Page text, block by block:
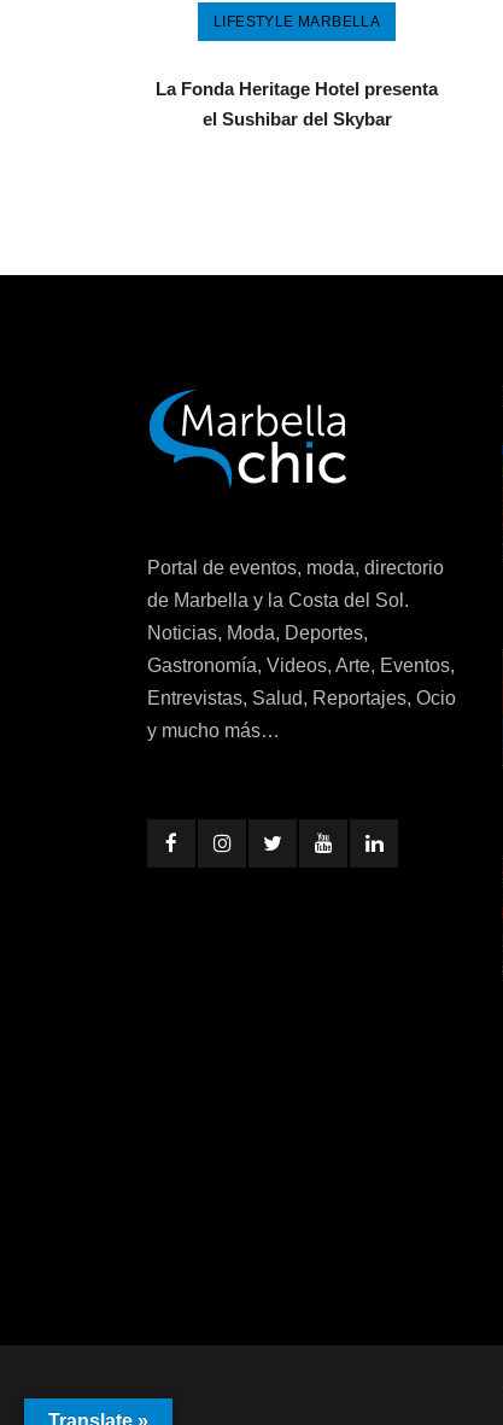
LIFESTYLE MARBELLA
La Fonda Heritage Hotel presenta
el Sushibar del Skybar
Portal de eventos, moda, directorio
de Marbella y la Costa del Sol.
Noticias, Moda, Deportes,
Gastronomía, Videos, Arte, Eventos,
Entrevistas, Salud, Reportajes, Ocio
y mucho más…
Translate »